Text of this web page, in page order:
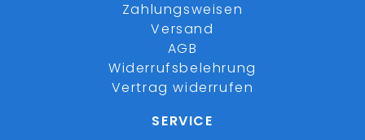
Zahlungsweisen
Versand
AGB
Widerrufsbelehrung
Vertrag widerrufen
SERVICE